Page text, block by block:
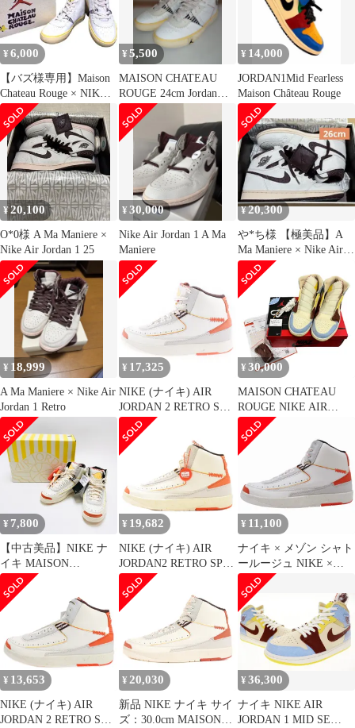
ナイキ アママニエル エ
アジョーダン 28.0cm
【中古】
¥ 6,000
【バズ様専用】Maison
Chateau Rouge × NIKE
25cm
¥5,500
MAISON CHATEAU
ROUGE 24cm Jordan
Series
¥ 14,000
JORDAN1Mid Fearless
Maison Château Rouge
¥20,100
O*0様 A Ma Maniere ×
Nike Air Jordan 1 25
¥30,000
Nike Air Jordan 1 A Ma
Maniere
¥20,300
や*ち様 【極美品】A
Ma Maniere × Nike Air
Jordan
¥ 18,999
A Ma Maniere × Nike Air
Jordan 1 Retro
¥ 17,325
NIKE (ナイキ) AIR
JORDAN 2 RETRO SP
Maison Chateau Rouge
DO5254-180 エアジョー
ダン2 レトロ ハイカッ
トスニーカー ホワイト/
オレンジ US8.5/26.5cm
¥ 30,000
MAISON CHATEAU
ROUGE NIKE AIR
JORDAN 1
¥ 7,800
【中古美品】NIKE ナ
イキ MAISON
CHATEAU
ROUGE×AIRJORDAN2
HIGH DO5254-180 メゾ
ンシャトールージュ×エ
アジョーダン2 ハイ ス
ニーカー シューズ 靴
【160-250817-hn-01-
fur】
¥ 19,682
NIKE (ナイキ) AIR
JORDAN2 RETRO SP
Maison Chateau Rouge
DO5254-180 エアジョー
ダン2 レトロ ハイカッ
トスニーカー ホワイト
US9/27.0cm
¥ 11,100
ナイキ × メゾン シャト
ールージュ NIKE ×
MAISON CHATEAU
ROUGE AIR JORDAN 2
RETRO SP DO5254-180
スニーカー エアジョー
ダン 2 レトロ スペシャ
ル ハイカット シューズ
靴 29.0
¥ 13,653
NIKE (ナイキ) AIR
JORDAN 2 RETRO SP
¥ 20,030
新品 NIKE ナイキ サイ
ズ：30.0cm MAISON
¥36,300
ナイキ NIKE AIR
JORDAN 1 MID SE